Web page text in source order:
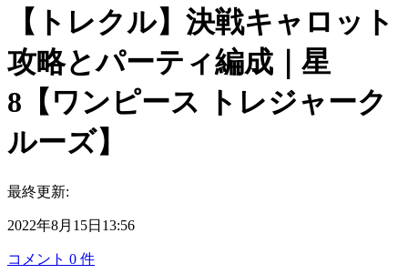
【トレクル】決戦キャロット
攻略とパーティ編成｜星
8【ワンピース トレジャーク
ルーズ】
最終更新:
2022年8月15日13:56
コメント 0 件